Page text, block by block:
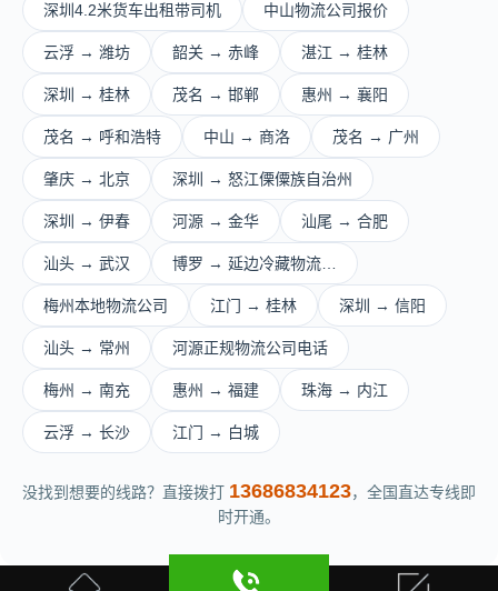
深圳4.2米货车出租带司机 中山物流公司报价
云浮 → 潍坊 韶关 → 赤峰 湛江 → 桂林
深圳 → 桂林 茂名 → 邯郸 惠州 → 襄阳
茂名 → 呼和浩特 中山 → 商洛 茂名 → 广州
肇庆 → 北京 深圳 → 怒江傈僳族自治州
深圳 → 伊春 河源 → 金华 汕尾 → 合肥
汕头 → 武汉 博罗 → 延边冷藏物流…
梅州本地物流公司 江门 → 桂林 深圳 → 信阳
汕头 → 常州 河源正规物流公司电话
梅州 → 南充 惠州 → 福建 珠海 → 内江
云浮 → 长沙 江门 → 白城
没找到想要的线路？直接拨打 13686834123，全国直达专线即
时开通。